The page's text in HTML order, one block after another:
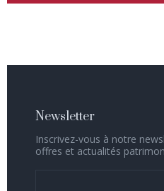
Newsletter
Inscrivez-vous à notre
offres et actualités